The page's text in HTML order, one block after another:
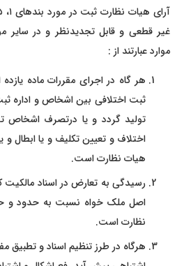
غیر قطعی و قابل تجدیدنظر و در سایر
موارد عبارتند از :
هر گاه در اجراﻯ مقررات ماده
ثبت اختلافی بین اشخاص و اداره
تولید گردد و یا در‌تصرف اشخاص
اختلاف و تعیین تکلیف و یا ابطال
هیات نظارت است.
رسیدگی به تعارض در اسناد مالکیت
اصل ملک خواه نسبت به حدود و
نظارت است.
هرگاه در طرز تنظیم اسناد و تطبیق